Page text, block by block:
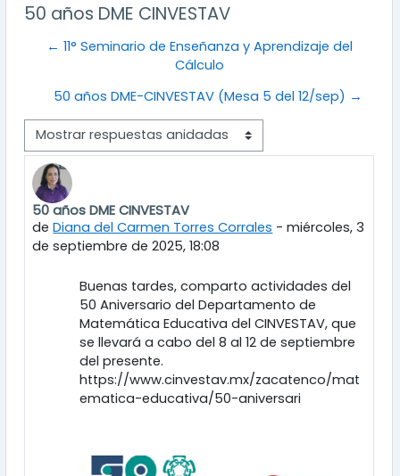
50 años DME CINVESTAV
← 11° Seminario de Enseñanza y Aprendizaje del
Cálculo
50 años DME-CINVESTAV (Mesa 5 del 12/sep) →
Mostrar modo
50 años DME CINVESTAV
deDiana del Carmen Torres Corrales -miércoles, 3
de septiembre de 2025, 18:08
Número de respuestas: 0
Buenas tardes, comparto actividades del
50 Aniversario del Departamento de
Matemática Educativa del CINVESTAV, que
se llevará a cabo del 8 al 12 de septiembre
del presente.
https://www.cinvestav.mx/zacatenco/mat
ematica-educativa/50-aniversari